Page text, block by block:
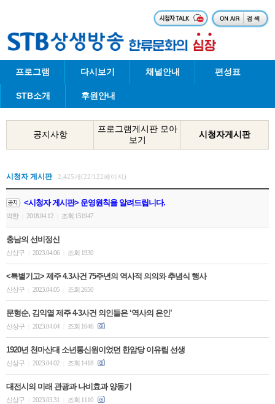
프로그램 다시보기 채널안내 편성표
STB소개 후원안내
공지사항
프로그램게시판 모아
보기
시청자게시판
시청자 게시판 2,425개(22/122페이지)
<시청자 게시판> 운영원칙을 알려드립니다.
박한 2018.04.12 조회 151947
충남의 선비정신
신상구 2023.04.06 조회 1930
<특별기고> 제주 4.3사건 75주년의 역사적 의의와 추념식 행사
신상구 2023.04.05 조회 2650
문형순, 김익열 제주 4·3사건 의인들은 ‘역사의 은인’
신상구 2023.04.04 조회 1646
1920년 천마산대 소년통신원이었던 한암당 이유립 선생
신상구 2023.04.02 조회 1418
대전시의 미래 관광과 나비효과 양동기
신상구 2023.03.31 조회 1110